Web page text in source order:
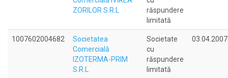
ZORILOR S.R.L
răspundere
limitată
1007602004682
Societatea
Comercială
IZOTERMA-PRIM
S.R.L
Societate
cu
răspundere
limitată
03.04.2007